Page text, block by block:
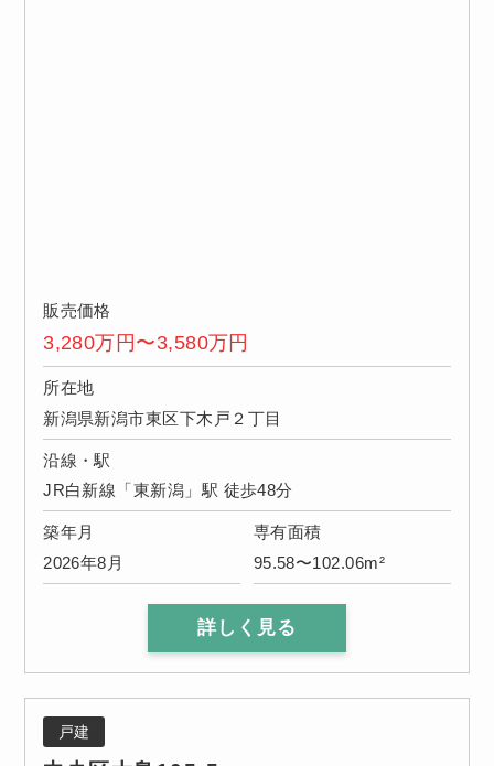
販売価格
3,280万円〜3,580万円
所在地
新潟県新潟市東区下木戸２丁目
沿線・駅
JR白新線「東新潟」駅 徒歩48分
築年月
2026年8月
専有面積
95.58〜102.06m²
詳しく見る
戸建